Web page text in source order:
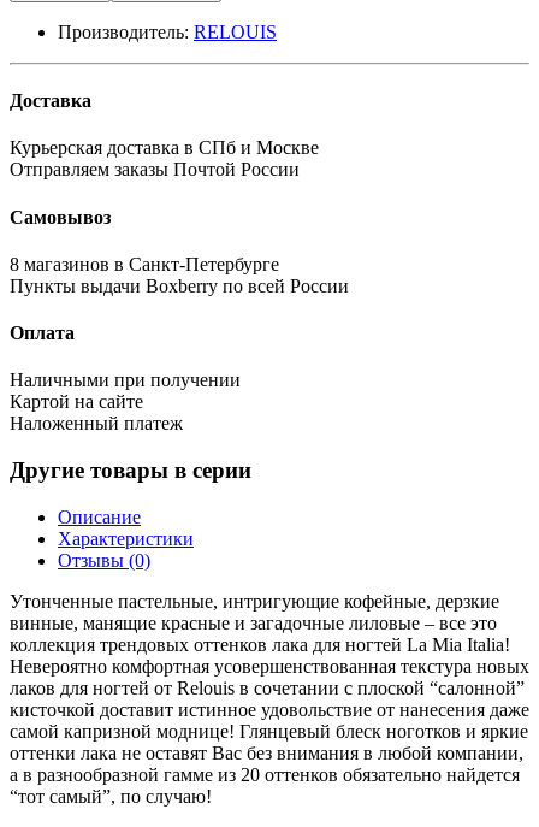
Производитель: RELOUIS
Доставка
Курьерская доставка в СПб и Москве
Отправляем заказы Почтой России
Самовывоз
8 магазинов в Санкт-Петербурге
Пункты выдачи Boxberry по всей России
Оплата
Наличными при получении
Картой на сайте
Наложенный платеж
Другие товары в серии
Описание
Характеристики
Отзывы (0)
Утонченные пастельные, интригующие кофейные, дерзкие
винные, манящие красные и загадочные лиловые – все это
коллекция трендовых оттенков лака для ногтей La Mia Italia!
Невероятно комфортная усовершенствованная текстура новых
лаков для ногтей от Relouis в сочетании с плоской “салонной”
кисточкой доставит истинное удовольствие от нанесения даже
самой капризной моднице! Глянцевый блеск ноготков и яркие
оттенки лака не оставят Вас без внимания в любой компании,
а в разнообразной гамме из 20 оттенков обязательно найдется
“тот самый”, по случаю!